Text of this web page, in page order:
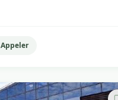
Appeler